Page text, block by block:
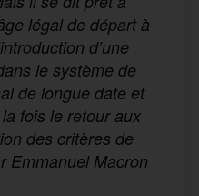
légal de départ à
d’une
le système de
de longue date et
fois le retour aux
des critères de
Emmanuel Macron